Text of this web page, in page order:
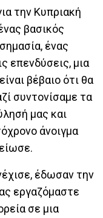
την Κυπριακή
βασικός
ένας
επενδύσεις, μια
βέβαιο ότι θα
συντονίσαμε τα
μας και
άνοιγμα
έδωσαν την
εργαζόμαστε
σε μια